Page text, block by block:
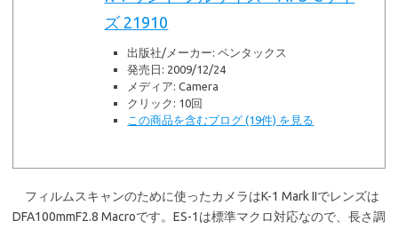
ズ 21910
出版社/メーカー: ペンタックス
発売日: 2009/12/24
メディア: Camera
クリック : 10回
この商品を含むブログ (19件) を見る
フィルムスキャンのために使ったカメラはK-1 Mark IIでレンズは
DFA100mmF2.8 Macroです。ES-1は標準マクロ対応なので、長さ調